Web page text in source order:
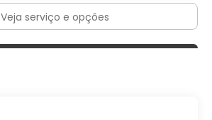
Veja serviço e opções